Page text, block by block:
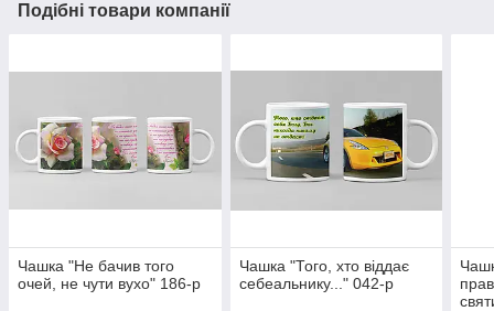
Подібні товари компанії
Чашка "Не бачив того
очей, не чути вухо" 186-р
Чашка "Того, хто віддає
себеальнику..." 042-р